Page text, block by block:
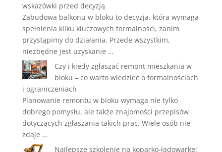
wskazówki przed decyzją
Zabudowa balkonu w bloku to decyzja, która wymaga
spełnienia kilku kluczowych formalności, zanim
przystąpimy do działania. Przede wszystkim,
niezbędne jest uzyskanie …
Czy i kiedy zgłaszać remont mieszkania w
bloku – co warto wiedzieć o formalnościach
i ograniczeniach
Planowanie remontu w bloku wymaga nie tylko
dobrego pomysłu, ale także znajomości przepisów
dotyczących zgłaszania takich prac. Wiele osób nie
zdaje …
Najlepsze szkolenie na koparko-ładowarkę: